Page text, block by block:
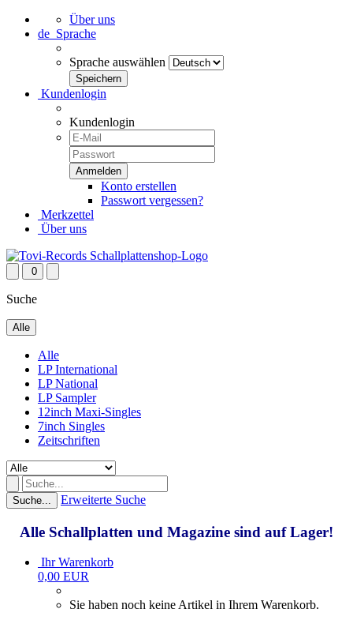
Über uns
de Sprache
Sprache auswählen
Kundenlogin
Kundenlogin
Konto erstellen
Passwort vergessen?
Merkzettel
Über uns
0
Suche
Alle
Alle
LP International
LP National
LP Sampler
12inch Maxi-Singles
7inch Singles
Zeitschriften
Suche... Erweiterte Suche
Alle Schallplatten und Magazine sind auf Lager!
Ihr Warenkorb
0,00 EUR
Sie haben noch keine Artikel in Ihrem Warenkorb.